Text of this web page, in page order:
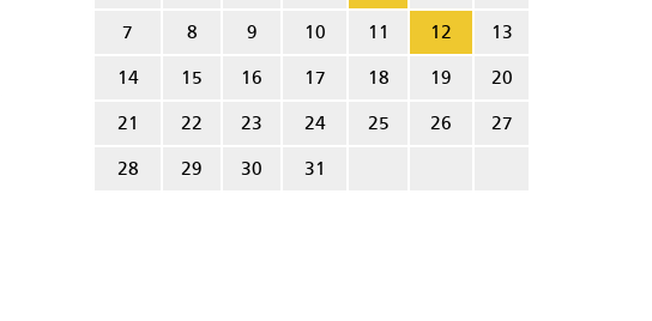
7 8 9 10 11 12 13
14 15 16 17 18 19 20
21 22 23 24 25 26 27
28 29 30 31